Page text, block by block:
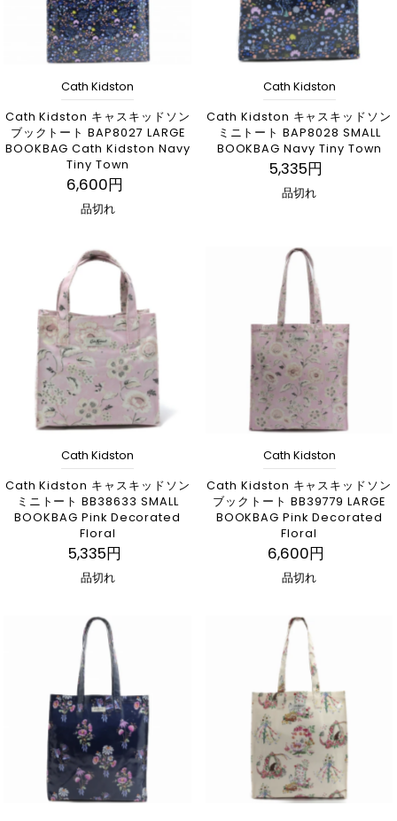
Cath Kidston
Cath Kidston キャスキッドソン
ブックトート BAP8027 LARGE
BOOKBAG Cath Kidston Navy
Tiny Town
6,600円
品切れ
Cath Kidston
Cath Kidston キャスキッドソン
ミニトート BAP8028 SMALL
BOOKBAG Navy Tiny Town
5,335円
品切れ
Cath Kidston
Cath Kidston キャスキッドソン
ミニトート BB38633 SMALL
BOOKBAG Pink Decorated
Floral
5,335円
品切れ
Cath Kidston
Cath Kidston キャスキッドソン
ブックトート BB39779 LARGE
BOOKBAG Pink Decorated
Floral
6,600円
品切れ